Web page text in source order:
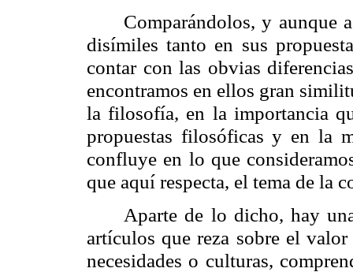
Comparándolos, y aunque
disímiles tanto en sus
contar con las obvias
encontramos en ellos gran
la filosofía, en la importancia
propuestas filosóficas y en la
confluye en lo que
que aquí respecta, el tema de la
Aparte de lo dicho, hay
artículos que reza sobre el
necesidades o culturas,